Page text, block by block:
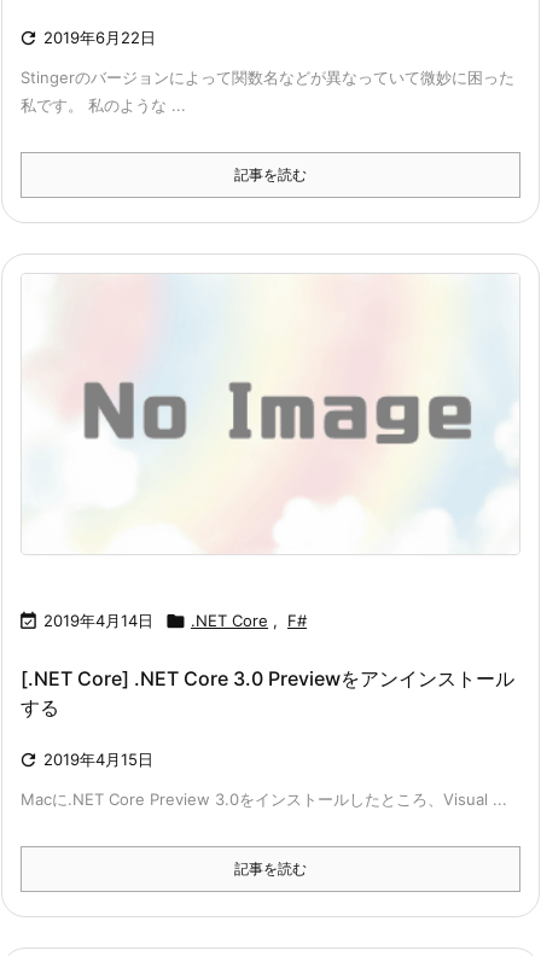
 2019年6月22日
Stingerのバージョンによって関数名などが異なっていて微妙に困った
私です。 私のような ...
記事を読む
 2019年4月14日  .NET Core , F#
[.NET Core] .NET Core 3.0 Previewをアンインストール
する
 2019年4月15日
Macに.NET Core Preview 3.0をインストールしたところ、Visual ...
記事を読む